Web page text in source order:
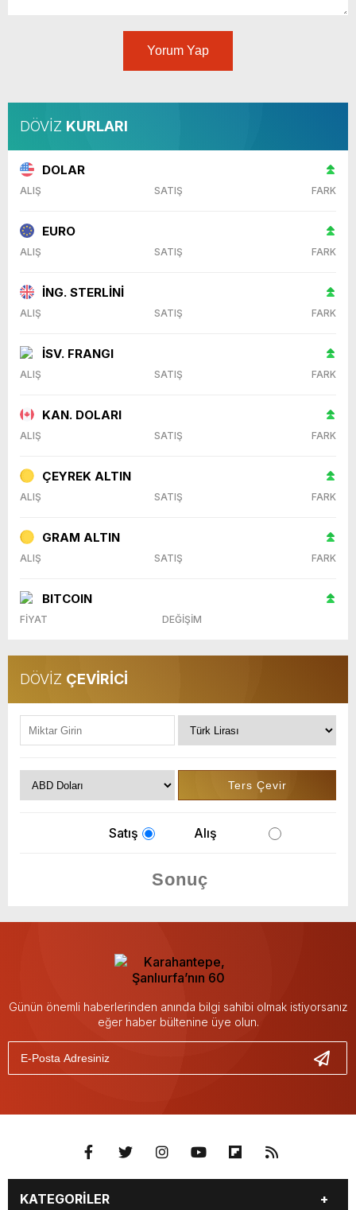
Yorum Yap
DÖVİZ KURLARI
DOLAR
ALIŞ SATIŞ FARK
EURO
ALIŞ SATIŞ FARK
İNG. STERLİNİ
ALIŞ SATIŞ FARK
İSV. FRANGI
ALIŞ SATIŞ FARK
KAN. DOLARI
ALIŞ SATIŞ FARK
ÇEYREK ALTIN
ALIŞ SATIŞ FARK
GRAM ALTIN
ALIŞ SATIŞ FARK
BITCOIN
FİYAT DEĞİŞİM
DÖVİZ ÇEVİRİCİ
Satış Alış
Günün önemli haberlerinden anında bilgi sahibi olmak istiyorsanız
eğer haber bültenine üye olun.
KATEGORİLER